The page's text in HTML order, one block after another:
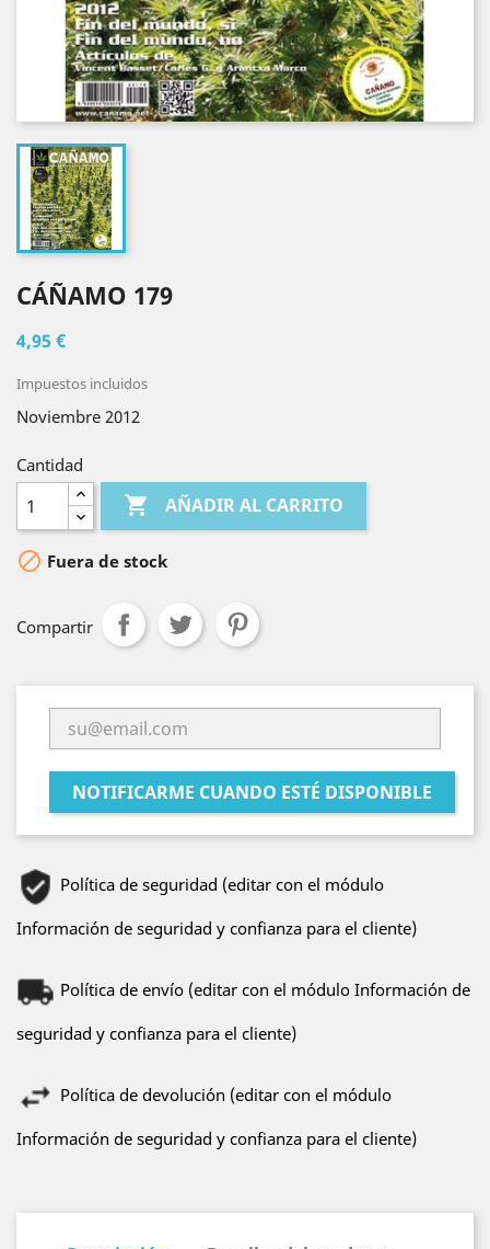
CÁÑAMO 179
4,95 €
Impuestos incluidos
Noviembre 2012
Cantidad
 AÑADIR AL CARRITO
 Fuera de stock
Compartir
NOTIFICARME CUANDO ESTÉ DISPONIBLE
Política de seguridad (editar con el módulo
Información de seguridad y confianza para el cliente)
Política de envío (editar con el módulo Información de
seguridad y confianza para el cliente)
Política de devolución (editar con el módulo
Información de seguridad y confianza para el cliente)